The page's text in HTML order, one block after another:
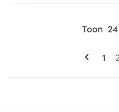
U
1 2
Toon